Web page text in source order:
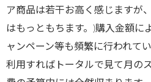
ア商品は若干お高く感じますが
はもっともちます。)購入金額に
ャンペーン等も頻繁に行われて
利用すればトータルで見て月の